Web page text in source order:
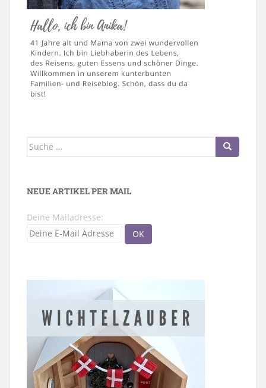
Suche
NEUE ARTIKEL PER MAIL
Deine Mailadresse: